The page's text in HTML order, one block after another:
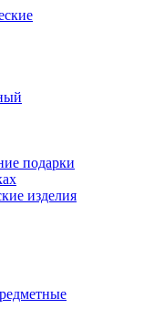
подарки
изделия